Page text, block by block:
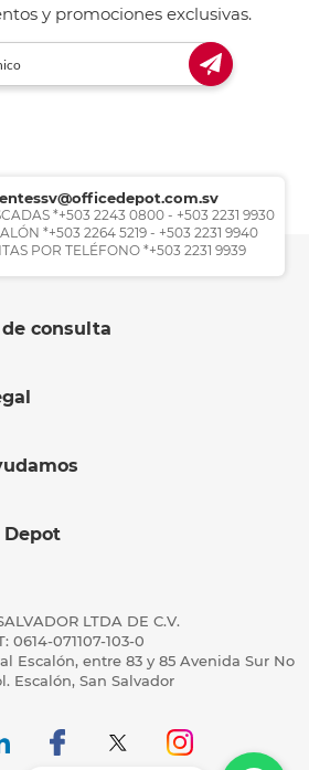
y promociones exclusivas.
*+503 2243 0800 - +503 2231 9930
*+503 2264 5219 - +503 2231 9940
POR TELÉFONO *+503 2231 9939
consulta
Depot
LTDA DE C.V.
0614-071107-103-0
Escalón, entre 83 y 85 Avenida Sur No
Escalón, San Salvador